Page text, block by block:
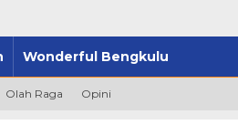
Wonderful Bengkulu
Olah Raga Opini